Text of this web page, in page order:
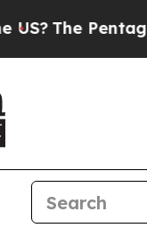
Is